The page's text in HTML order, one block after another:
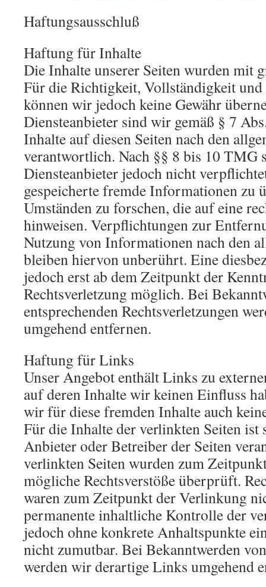
Haftungsausschluß
Haftung für Inhalte
Die Inhalte unserer Seiten wurden mit
Für die Richtigkeit, Vollständigkeit
können wir jedoch keine Gewähr
Diensteanbieter sind wir gemäß § 7
Inhalte auf diesen Seiten nach den
verantwortlich. Nach §§ 8 bis 10 TMG
Diensteanbieter jedoch nicht
gespeicherte fremde Informationen zu
Umständen zu forschen, die auf eine
hinweisen. Verpflichtungen zur
Nutzung von Informationen nach den
bleiben hiervon unberührt. Eine
jedoch erst ab dem Zeitpunkt der
Rechtsverletzung möglich. Bei
entsprechenden Rechtsverletzungen
umgehend entfernen.
Haftung für Links
Unser Angebot enthält Links zu
auf deren Inhalte wir keinen Einfluss
wir für diese fremden Inhalte auch
Für die Inhalte der verlinkten Seiten ist
Anbieter oder Betreiber der Seiten
verlinkten Seiten wurden zum
mögliche Rechtsverstöße überprüft.
waren zum Zeitpunkt der Verlinkung
permanente inhaltliche Kontrolle der
jedoch ohne konkrete Anhaltspunkte
nicht zumutbar. Bei Bekanntwerden
werden wir derartige Links umgehend